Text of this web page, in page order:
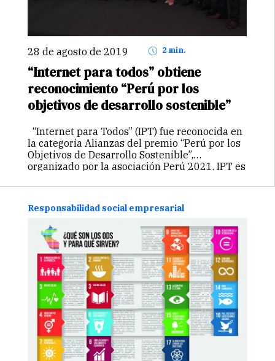
28 de agosto de 2019 2 min.
“Internet para todos” obtiene
reconocimiento “Perú por los
objetivos de desarrollo sostenible”
“Internet para Todos” (IPT) fue reconocida en
la categoría Alianzas del premio “Perú por los
Objetivos de Desarrollo Sostenible”,
organizado por la asociación Perú 2021. IPT es
Telefónica, Facebook, BID Invest…Continuar
Responsabilidad social empresarial